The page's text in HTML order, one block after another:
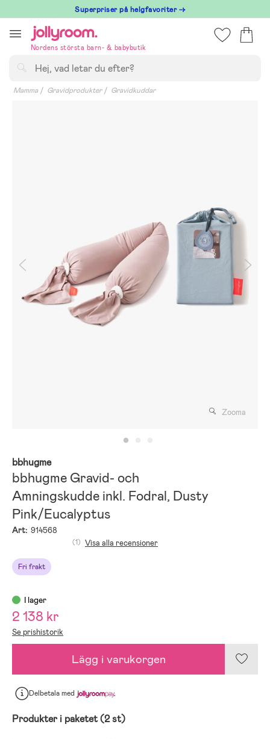
till
innehållet
Superpriser på helgfavoriter →
Nordens största barn- & babybutik
Mamma Gravidprodukter Gravidkuddar
Zooma
bbhugme
bbhugme Gravid- och
Amningskudde inkl. Fodral, Dusty
Pink/Eucalyptus
Art: 914568
Fri frakt
(1) Visa alla recensioner
I lager
2 138 kr
Se prishistorik
Lägg i varukorgen
Delbetalamed
Produkter i paketet (2 st)